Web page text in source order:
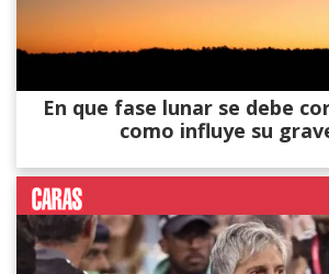
En que fase lunar se debe
como influye su